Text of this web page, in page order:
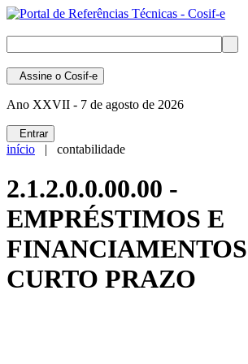
Assine o Cosif-e
Ano XXVII - 7 de agosto de 2026
Entrar
início | contabilidade
2.1.2.0.0.00.00 -
EMPRÉSTIMOS E
CURTO PRAZO